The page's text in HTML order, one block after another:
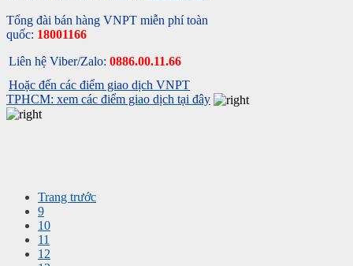
Tổng đài bán hàng VNPT miễn phí toàn
quốc: 18001166
Liên hệ Viber/Zalo: 0886.00.11.66
Hoặc đến các điểm giao dịch VNPT
TPHCM: xem các điểm giao dịch tại đây
Trang trước
9
10
11
12